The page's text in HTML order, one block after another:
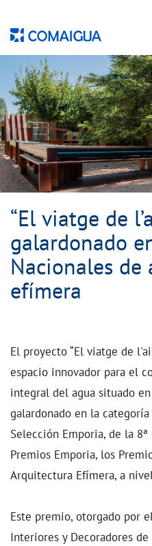
“El viatge de
galardonado
Nacionales
efímera
El proyecto “El viatge de
espacio innovador para el
integral del agua situado
galardonado en la categoría
Selección Emporia, de la
Premios Emporia, los
Arquitectura Efímera, a
Este premio, otorgado por
Interiores y Decoradores